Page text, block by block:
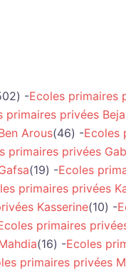
-Ecoles primaires
primaires privées Beja
Arous(46) -Ecoles
primaires privées
(19) -Ecoles
primaires privées
Kasserine(10) -
primaires
(16) -Ecoles
primaires privées